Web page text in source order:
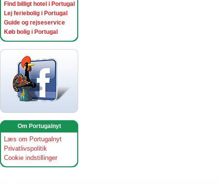
Find billigt hotel i Portugal
Lej feriebolig i Portugal
Guide og rejseservice
Køb bolig i Portugal
Om Portugalnyt
Læs om Portugalnyt
Privatlivspolitik
Cookie indstillinger